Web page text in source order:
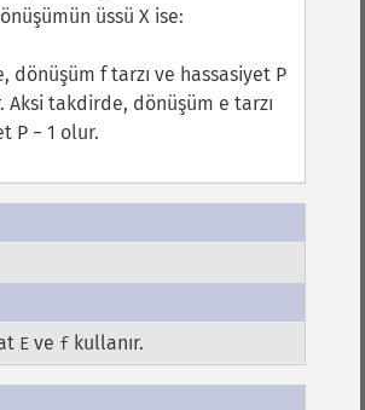
üssü X ise:
dönüşüm f tarzı ve hassasiyet P
Aksi takdirde, dönüşüm e tarzı
P − 1 olur.
E ve f kullanır.